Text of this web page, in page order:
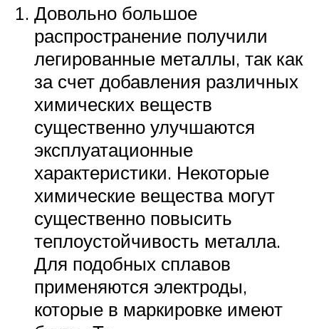
Довольно большое
распространение получили
легированные металлы, так как
за счет добавления различных
химических веществ
существенно улучшаются
эксплуатационные
характеристики. Некоторые
химические вещества могут
существенно повысить
теплоустойчивость металла.
Для подобных сплавов
применяются электроды,
которые в маркировке имеют